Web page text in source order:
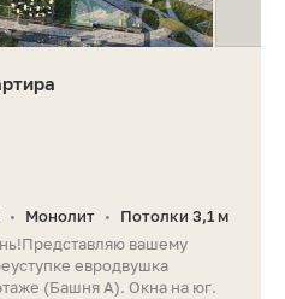
• Монолит •
Потолки 3,1 м
вашему
евродвушка
(Башня А). Окна на юг.